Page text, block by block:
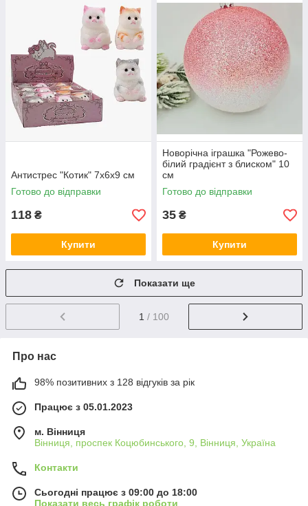
Антистрес "Котик" 7х6х9 см
Готово до відправки
118 ₴
Купити
Новорічна іграшка "Рожево-
білий градієнт з блиском" 10
см
Готово до відправки
35 ₴
Купити
Показати ще
1 / 100
Про нас
98% позитивних з 128 відгуків за рік
Працює з 05.01.2023
м. Вінниця
Вінниця, проспек Коцюбинського, 9, Вінниця, Україна
Контакти
Сьогодні працює з 09:00 до 18:00
Показати весь графік роботи